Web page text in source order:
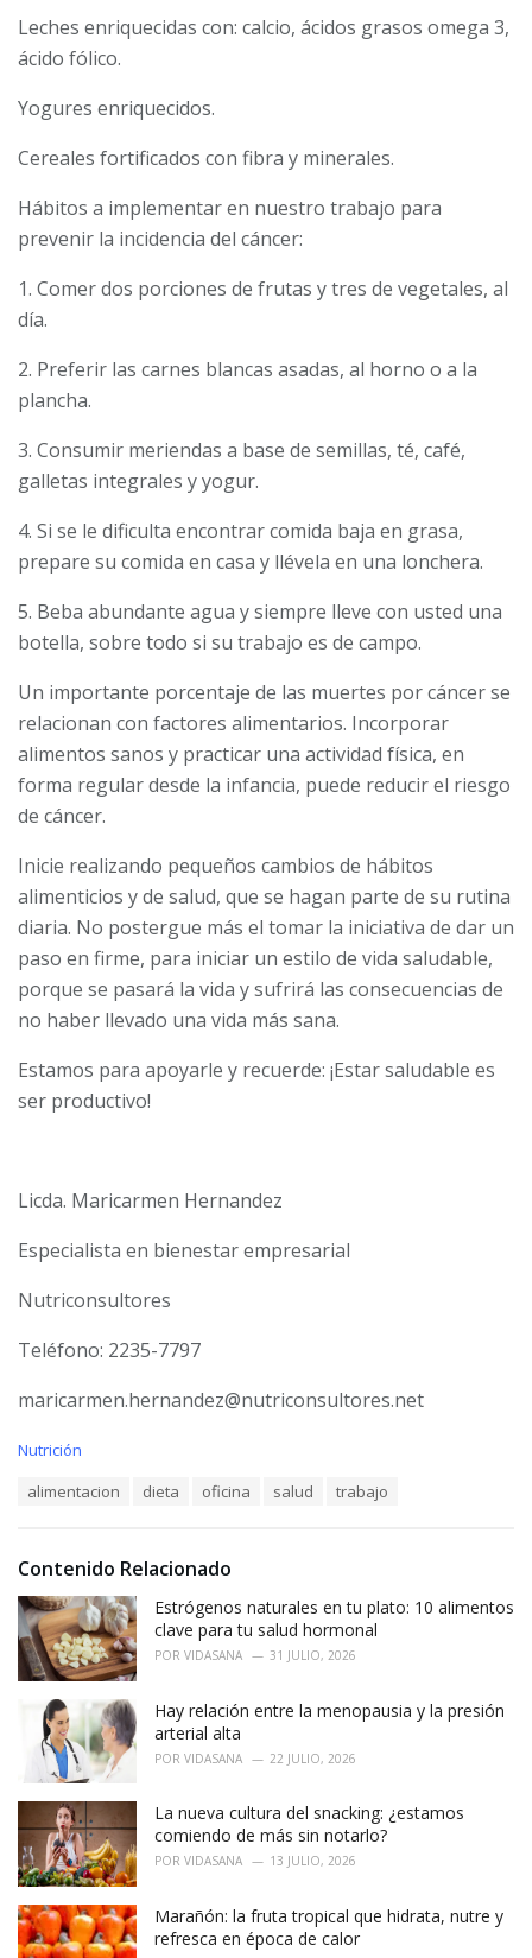
Leches enriquecidas con: calcio, ácidos grasos omega 3,
ácido fólico.
Yogures enriquecidos.
Cereales fortificados con fibra y minerales.
Hábitos a implementar en nuestro trabajo para
prevenir la incidencia del cáncer:
1. Comer dos porciones de frutas y tres de vegetales, al
día.
2. Preferir las carnes blancas asadas, al horno o a la
plancha.
3. Consumir meriendas a base de semillas, té, café,
galletas in­tegrales y yogur.
4. Si se le dificulta encontrar comida baja en grasa,
prepare su comida en casa y llévela en una lonchera.
5. Beba abundante agua y siempre lleve con usted una
botella, sobre todo si su trabajo es de campo.
Un importante porcentaje de las muertes por cáncer se
rela­cionan con factores alimentarios. Incorporar
alimentos sanos y practicar una actividad física, en
forma regular desde la infancia, puede reducir el riesgo
de cáncer.
Inicie realizando pequeños cambios de hábitos
alimenticios y de salud, que se hagan parte de su rutina
diaria. No postergue más el tomar la iniciativa de dar un
paso en firme, para iniciar un estilo de vida saludable,
porque se pasará la vida y sufrirá las consecuencias de
no haber llevado una vida más sana.
Estamos para apoyarle y recuerde: ¡Estar saludable es
ser productivo!
Licda. Maricarmen Hernandez
Especialista en bienestar empresarial
Nutriconsultores
Teléfono: 2235-7797
maricarmen.hernandez@nutriconsultores.net
C
r
i
e
s
Nutrición
:
alimentacion dieta oficina salud trabajo
Contenido Relacionado
Estrógenos naturales en tu plato: 10 alimentos
clave para tu salud hormonal
POR VIDASANA 31 JULIO, 2026
Hay relación entre la menopausia y la presión
arterial alta
POR VIDASANA 22 JULIO, 2026
La nueva cultura del snacking: ¿estamos
comiendo de más sin notarlo?
POR VIDASANA 13 JULIO, 2026
Marañón: la fruta tropical que hidrata, nutre y
refresca en época de calor